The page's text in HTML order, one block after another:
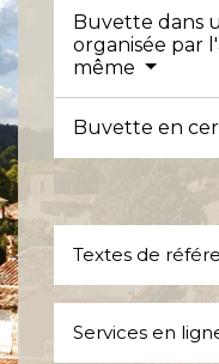
Buvette dans
organisée par
même
Buvette en
Textes de
Services en